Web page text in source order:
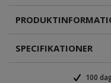
SPECIFIKATIONER
100